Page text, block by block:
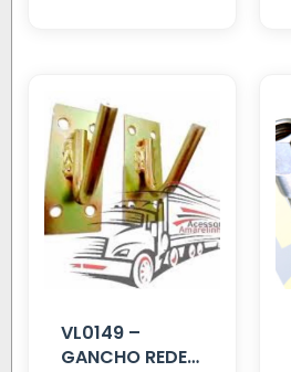
VL0149 –
GANCHO REDE